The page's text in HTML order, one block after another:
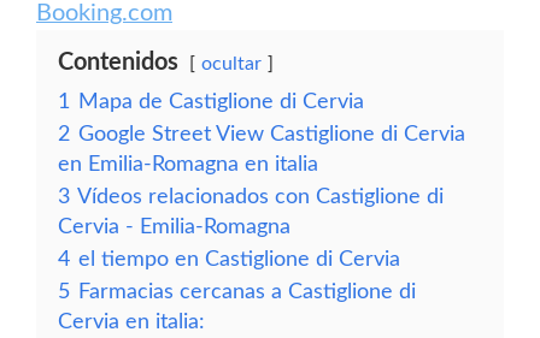
Booking.com
Contenidos ocultar
1
Mapa de Castiglione di Cervia
2 Google Street View Castiglione di Cervia
en Emilia-Romagna en italia
3 Vídeos relacionados con Castiglione di
Cervia - Emilia-Romagna
4 el tiempo en Castiglione di Cervia
5 Farmacias cercanas a Castiglione di
Cervia en italia: